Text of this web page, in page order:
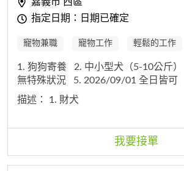
指定日期：日期已確定
寵物兼職 寵物工作 輕鬆的工作
1. 狗狗寄養 2. 中小型犬（5-10公斤）
無特殊狀況
5. 2026/09/01 全日皆可
描述： 1. 財犬
我要接單